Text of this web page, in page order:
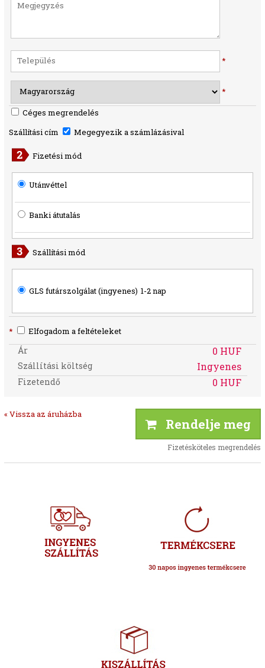
*
*
Céges megrendelés
Szállítási cím
Megegyezik a számlázásival
Fizetési mód
Utánvéttel
Banki átutalás
Szállítási mód
GLS futárszolgálat (ingyenes) 1-2 nap
* Elfogadom a feltételeket
Ár 0 HUF
Szállítási költség Ingyenes
Fizetendő 0 HUF
« Vissza az áruházba
Rendelje meg
Fizetésköteles megrendelés